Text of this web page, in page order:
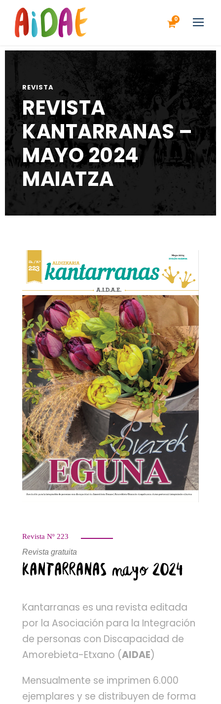
0
REVISTA
REVISTA
KANTARRANAS –
MAYO 2024
MAIATZA
Revista Nº 223
Revista gratuita
KANTARRANAS mayo 2024
Kantarranas es una revista editada
por la Asociación para la Integración
de personas con Discapacidad de
Amorebieta-Etxano (AIDAE)
Mensualmente se imprimen 6.000
ejemplares y se distribuyen de forma